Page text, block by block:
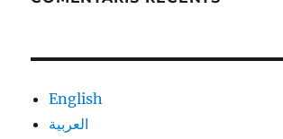
English
العربية